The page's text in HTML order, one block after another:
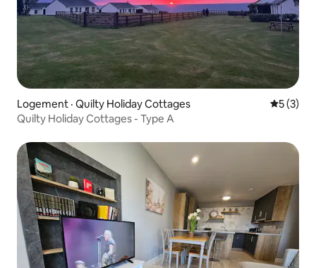
Logement · Quilty Holiday Cottages Note
5 (3)
Quilty Holiday Cottages - Type A